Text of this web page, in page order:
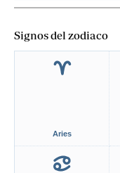
Signos del zodiaco
Aries